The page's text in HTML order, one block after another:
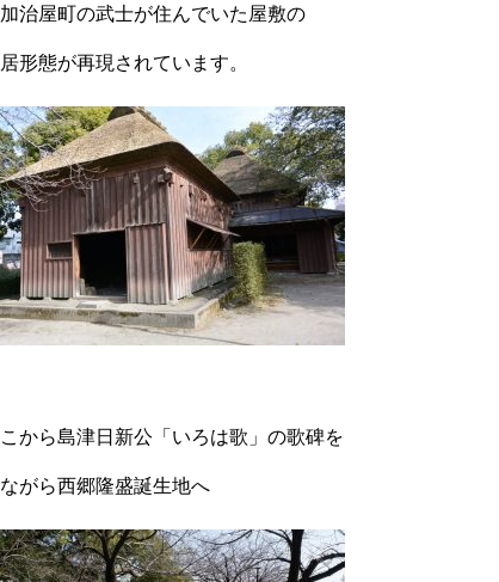
治屋町の武士が住んでいた屋敷の
形態が再現されています。
から島津日新公「いろは歌」の歌碑を
がら西郷隆盛誕生地へ